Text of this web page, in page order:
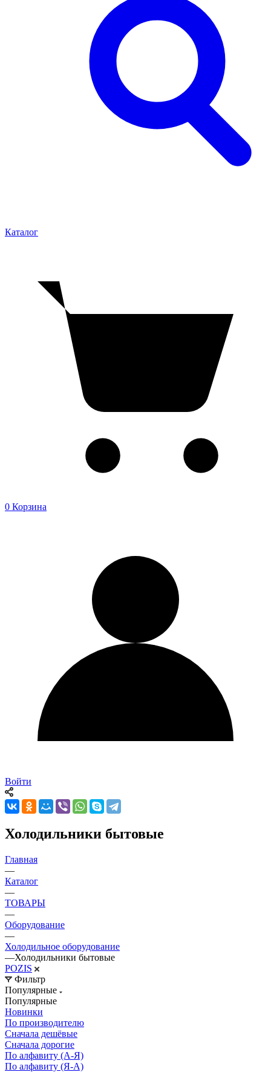
Каталог
0 Корзина
Войти
Холодильники бытовые
Главная
—
Каталог
—
ТОВАРЫ
—
Оборудование
—
Холодильное оборудование
—Холодильники бытовые
POZIS
Фильтр
Популярные
Популярные
Новинки
По производителю
Сначала дешёвые
Сначала дорогие
По алфавиту (А-Я)
По алфавиту (Я-А)